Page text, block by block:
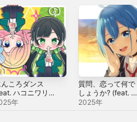
んころダンス
ハコニワリ
) - EP
年
質問、恋って何で
しょうか? (feat. 犬
塚日葵(CV:鈴代紗
2025年